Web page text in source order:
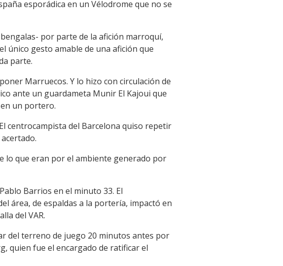
esporádica en un Vélodrome que no se
por parte de la afición marroquí,
único gesto amable de una afición que
parte.
Marruecos. Y lo hizo con circulación de
ante un guardameta Munir El Kajoui que
un portero.
centrocampista del Barcelona quiso repetir
lo que eran por el ambiente generado por
Barrios en el minuto 33. El
área, de espaldas a la portería, impactó en
del VAR.
del terreno de juego 20 minutos antes por
quien fue el encargado de ratificar el